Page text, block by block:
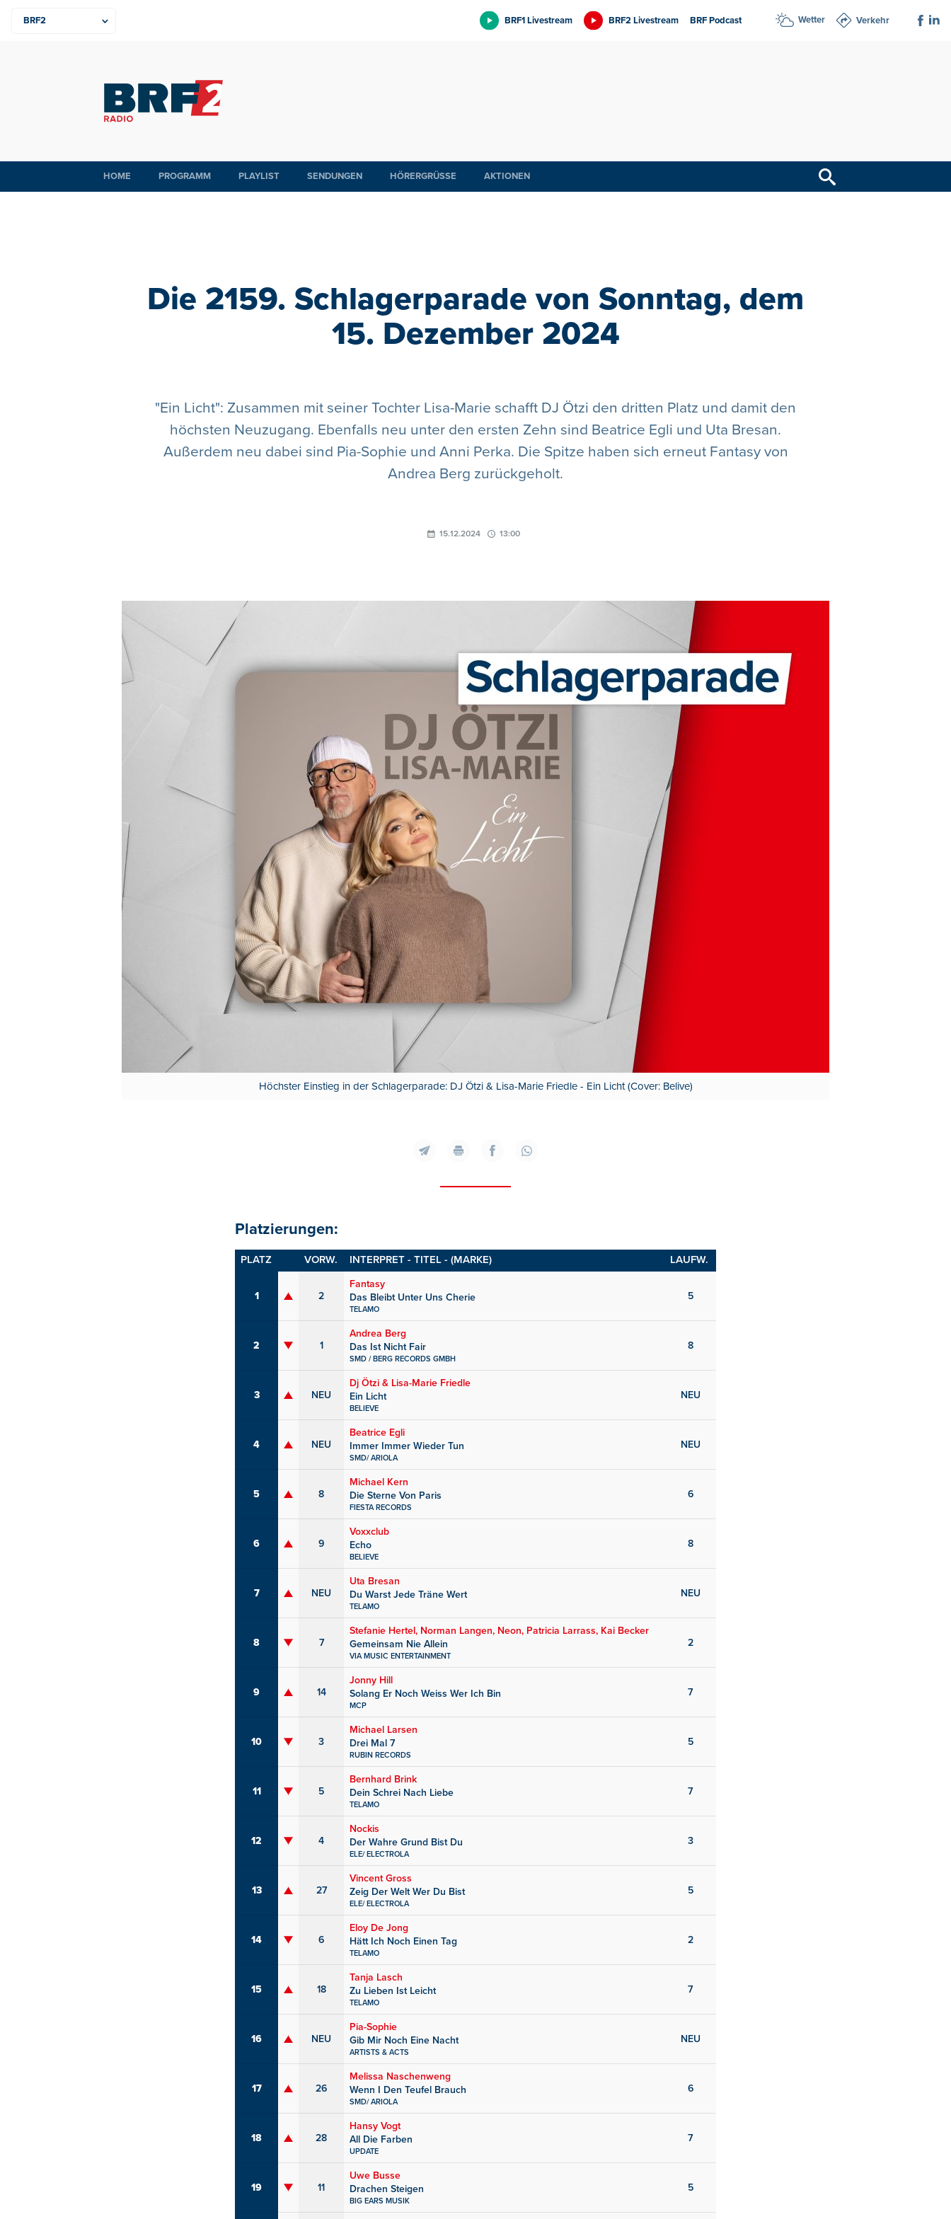
BRF1 Livestream BRF2 Livestream BRF Podcast Wetter Verkehr
HOME PROGRAMM PLAYLIST SENDUNGEN HÖRERGRÜSSE AKTIONEN
Die 2159. Schlagerparade von Sonntag, dem
15. Dezember 2024
"Ein Licht": Zusammen mit seiner Tochter Lisa-Marie schafft DJ Ötzi den dritten Platz und damit den
höchsten Neuzugang. Ebenfalls neu unter den ersten Zehn sind Beatrice Egli und Uta Bresan.
Außerdem neu dabei sind Pia-Sophie und Anni Perka. Die Spitze haben sich erneut Fantasy von
Andrea Berg zurückgeholt.
15.12.2024 13:00
Höchster Einstieg in der Schlagerparade: DJ Ötzi & Lisa-Marie Friedle - Ein Licht (Cover: Belive)
Platzierungen:
PLATZ VORW. INTERPRET - TITEL - (MARKE) LAUFW.
1 2
Fantasy
Das Bleibt Unter Uns Cherie
TELAMO
5
2 1
Andrea Berg
Das Ist Nicht Fair
SMD / BERG RECORDS GMBH
8
3 NEU
Dj Ötzi & Lisa-Marie Friedle
Ein Licht
BELIEVE
NEU
4 NEU
Beatrice Egli
Immer Immer Wieder Tun
SMD/ ARIOLA
NEU
5 8
Michael Kern
Die Sterne Von Paris
FIESTA RECORDS
6
6 9
Voxxclub
Echo
BELIEVE
8
7 NEU
Uta Bresan
Du Warst Jede Träne Wert
TELAMO
NEU
8 7
Stefanie Hertel, Norman Langen, Neon, Patricia Larrass, Kai Becker
Gemeinsam Nie Allein
VIA MUSIC ENTERTAINMENT
2
9 14
Jonny Hill
Solang Er Noch Weiss Wer Ich Bin
MCP
7
10 3
Michael Larsen
Drei Mal 7
RUBIN RECORDS
5
11 5
Bernhard Brink
Dein Schrei Nach Liebe
TELAMO
7
12 4
Nockis
Der Wahre Grund Bist Du
ELE/ ELECTROLA
3
13 27
Vincent Gross
Zeig Der Welt Wer Du Bist
ELE/ ELECTROLA
5
14 6
Eloy De Jong
Hätt Ich Noch Einen Tag
TELAMO
2
15 18
Tanja Lasch
Zu Lieben Ist Leicht
TELAMO
7
16 NEU
Pia-Sophie
Gib Mir Noch Eine Nacht
ARTISTS & ACTS
NEU
17 26
Melissa Naschenweng
Wenn I Den Teufel Brauch
SMD/ ARIOLA
6
18 28
Hansy Vogt
All Die Farben
UPDATE
7
19 11
Uwe Busse
Drachen Steigen
BIG EARS MUSIK
5